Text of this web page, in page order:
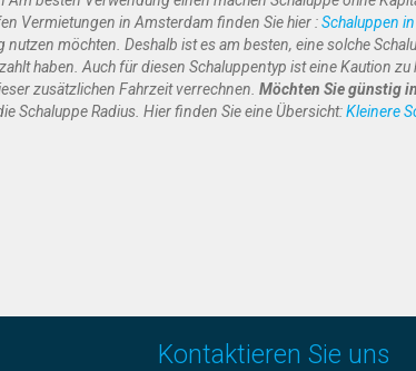
Vermietungen in Amsterdam finden Sie hier :Schaluppen
möchten. Deshalb ist es am besten, eine solche
haben. Auch für diesen Schaluppentyp ist eine Kaution
zusätzlichen Fahrzeit verrechnen. Möchten Sie günstig
Schaluppe Radius. Hier finden Sie eine Übersicht:Kleinere
Kontaktieren Sie uns